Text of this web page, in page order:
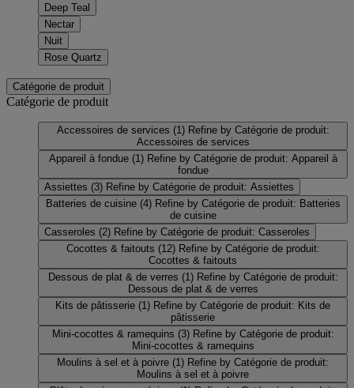
Deep Teal
Nectar
Nuit
Rose Quartz
Catégorie de produit
Catégorie de produit
Accessoires de services (1) Refine by Catégorie de produit:
Accessoires de services
Appareil à fondue (1) Refine by Catégorie de produit: Appareil à
fondue
Assiettes (3) Refine by Catégorie de produit: Assiettes
Batteries de cuisine (4) Refine by Catégorie de produit: Batteries
de cuisine
Casseroles (2) Refine by Catégorie de produit: Casseroles
Cocottes & faitouts (12) Refine by Catégorie de produit:
Cocottes & faitouts
Dessous de plat & de verres (1) Refine by Catégorie de produit:
Dessous de plat & de verres
Kits de pâtisserie (1) Refine by Catégorie de produit: Kits de
pâtisserie
Mini-cocottes & ramequins (3) Refine by Catégorie de produit:
Mini-cocottes & ramequins
Moulins à sel et à poivre (1) Refine by Catégorie de produit:
Moulins à sel et à poivre